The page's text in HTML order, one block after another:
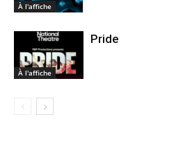
À l'affiche
À l'affiche
Pride